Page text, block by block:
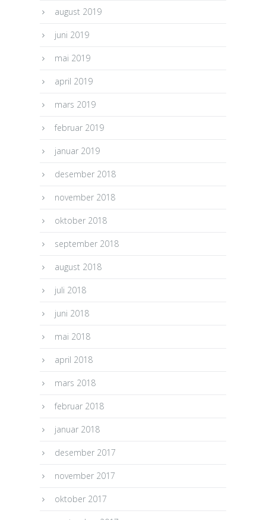
august 2019
juni 2019
mai 2019
april 2019
mars 2019
februar 2019
januar 2019
desember 2018
november 2018
oktober 2018
september 2018
august 2018
juli 2018
juni 2018
mai 2018
april 2018
mars 2018
februar 2018
januar 2018
desember 2017
november 2017
oktober 2017